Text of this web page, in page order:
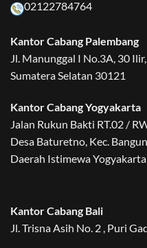
02122784764
Kantor Cabang Palembang
Jl. Manunggal I No.3A, 30
Sumatera Selatan 30121
Kantor Cabang Yogyakarta
Jalan Rukun Bakti RT.02 /
Desa Baturetno, Kec.
Daerah Istimewa
Kantor Cabang Bali
Jl. Trisna Asih No. 2 , Puri